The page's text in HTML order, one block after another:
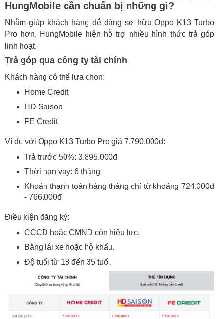
HungMobile cần chuẩn bị những gì?
Nhằm giúp khách hàng dễ dàng sở hữu Oppo K13 Turbo
Pro hơn, HungMobile hiện hỗ trợ nhiều hình thức trả góp
linh hoạt.
Trả góp qua công ty tài chính
Khách hàng có thể lựa chọn:
Home Credit
HD Saison
FE Credit
Ví dụ với Oppo K13 Turbo Pro giá 7.790.000đ:
Trả trước 50%: 3.895.000đ
Thời hạn vay: 6 tháng
Khoản thanh toán hàng tháng chỉ từ khoảng 724.000đ
- 766.000đ
Điều kiện đăng ký:
CCCD hoặc CMND còn hiệu lực.
Bằng lái xe hoặc hộ khẩu.
Độ tuổi từ 18 đến 35 tuổi.